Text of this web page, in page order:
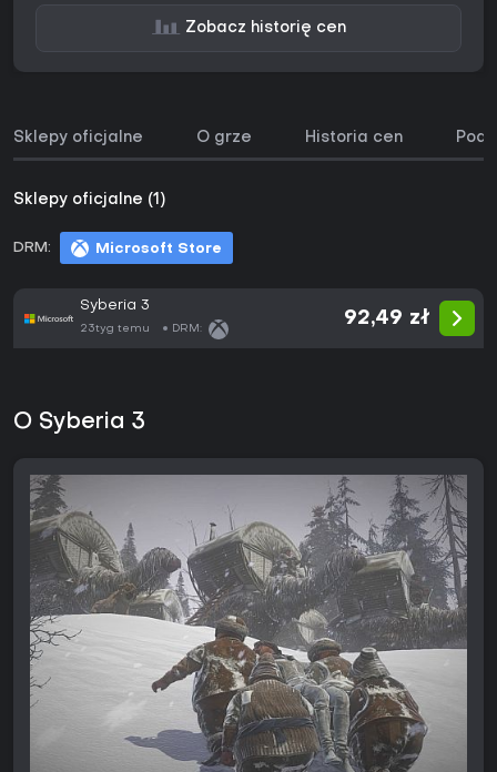
Zobacz historię cen
Sklepy oficjalne O grze Historia cen
Sklepy oficjalne (1)
DRM: Microsoft Store
Syberia 3
23tyg temu DRM:
92,49 zł
O Syberia 3